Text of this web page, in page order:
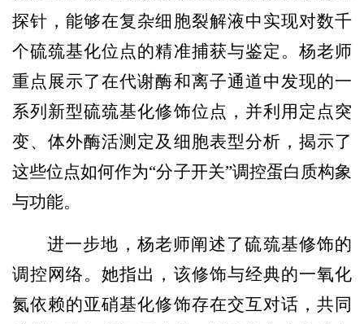
探针，能够在复杂细胞裂解液中实现对数千
个硫巯基化位点的精准捕获与鉴定。杨老师
重点展示了在代谢酶和离子通道中发现的一
系列新型硫巯基化修饰位点，并利用定点突
变、体外酶活测定及细胞表型分析，揭示了
这些位点如何作为“分子开关”调控蛋白质构象
与功能。
进一步地，杨老师阐述了硫巯基修饰的
调控网络。她指出，该修饰与经典的一氧化
氮依赖的亚硝基化修饰存在交互对话，共同